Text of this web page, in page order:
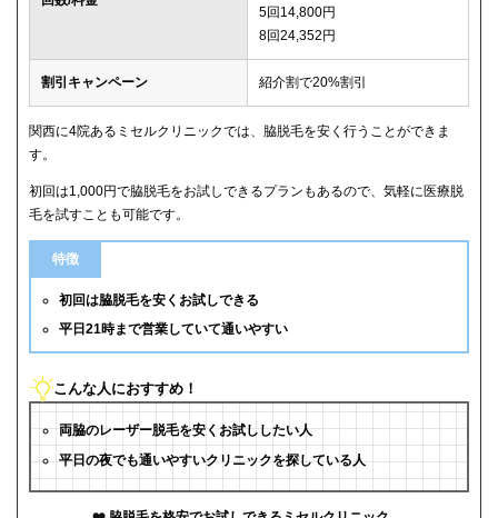
5回14,800円
8回24,352円
割引キャンペーン 紹介割で20%割引
関西に4院あるミセルクリニックでは、脇脱毛を安く行うことができま
す。
初回は1,000円で脇脱毛をお試しできるプランもあるので、気軽に医療脱
毛を試すことも可能です。
特徴
初回は脇脱毛を安くお試しできる
平日21時まで営業していて通いやすい
こんな人におすすめ！
両脇のレーザー脱毛を安くお試ししたい人
平日の夜でも通いやすいクリニックを探している人